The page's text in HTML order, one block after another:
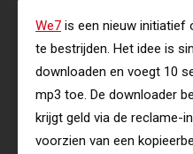
We7 is een nieuw initiatief
te bestrijden. Het idee is
downloaden en voegt 10
mp3 toe. De downloader
krijgt geld via de reclame-
voorzien van een